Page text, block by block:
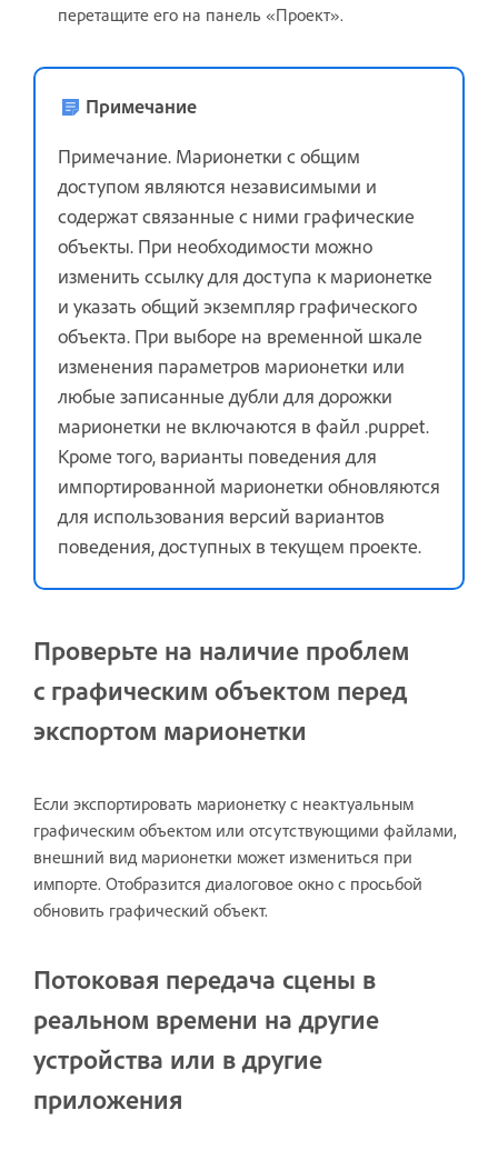
перетащите его на панель «Проект».
Примечание
Примечание. Марионетки с общим
доступом являются независимыми и
содержат связанные с ними графические
объекты. При необходимости можно
изменить ссылку для доступа к марионетке
и указать общий экземпляр графического
объекта. При выборе на временной шкале
изменения параметров марионетки или
любые записанные дубли для дорожки
марионетки не включаются в файл .puppet.
Кроме того, варианты поведения для
импортированной марионетки обновляются
для использования версий вариантов
поведения, доступных в текущем проекте.
Проверьте на наличие проблем
с графическим объектом перед
экспортом марионетки
Если экспортировать марионетку с неактуальным
графическим объектом или отсутствующими файлами,
внешний вид марионетки может измениться при
импорте. Отобразится диалоговое окно с просьбой
обновить графический объект.
Потоковая передача сцены в
реальном времени на другие
устройства или в другие
приложения